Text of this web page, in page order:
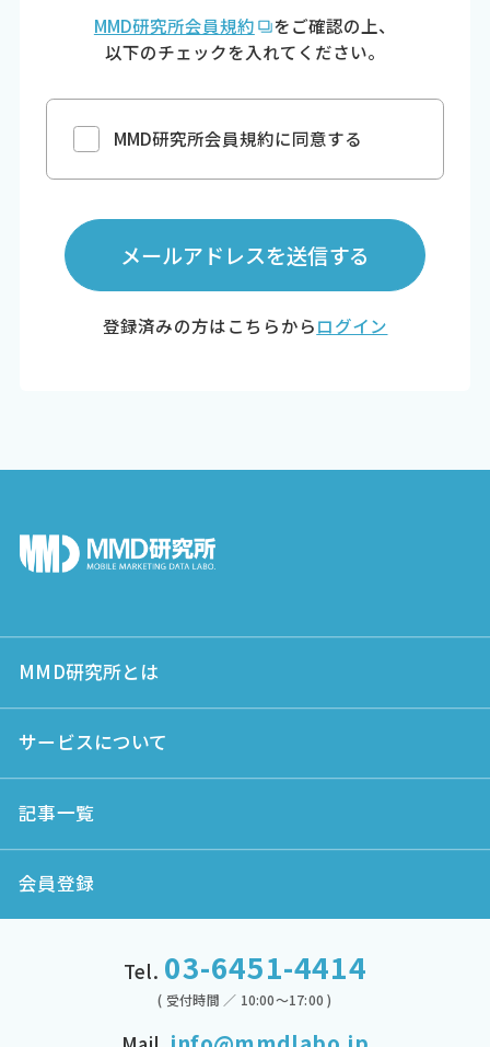
MMD研究所会員規約
をご確認の上、
以下のチェックを入れてください。
MMD研究所会員規約に同意する
メールアドレスを送信する
登録済みの方はこちらからログイン
MMD研究所とは
サービスについて
記事一覧
会員登録
Tel. 03-6451-4414
( 受付時間 ／ 10:00～17:00 )